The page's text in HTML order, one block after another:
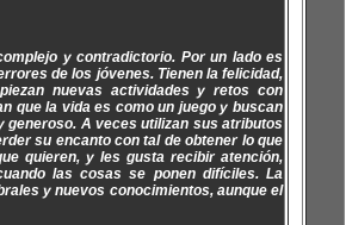
y contradictorio. Por un lado es
de los jóvenes. Tienen la felicidad,
nuevas actividades y retos con
que la vida es como un juego y buscan
A veces utilizan sus atributos
su encanto con tal de obtener lo que
quieren, y les gusta recibir atención,
las cosas se ponen difíciles. La
y nuevos conocimientos, aunque el